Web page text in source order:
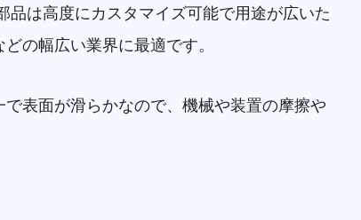
は高度にカスタマイズ可能で用途が広いた
の幅広い業界に最適です。
表面が滑らかなので、機械や装置の摩擦や